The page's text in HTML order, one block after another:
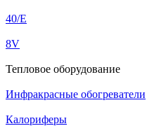
40/E
8V
Тепловое оборудование
Инфракрасные обогреватели
Калориферы